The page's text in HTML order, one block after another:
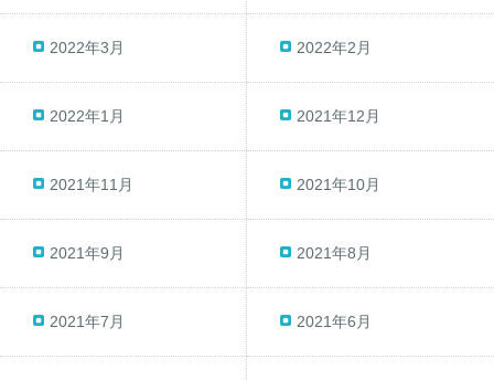
2022年3月 2022年2月
2022年1月 2021年12月
2021年11月 2021年10月
2021年9月 2021年8月
2021年7月 2021年6月